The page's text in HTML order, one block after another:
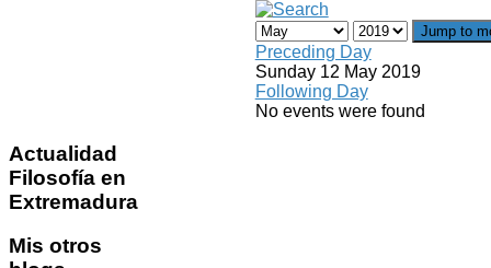
Jump to
Preceding Day
Sunday 12 May 2019
Following Day
No events were found
Actualidad
Filosofía en
Extremadura
Mis otros